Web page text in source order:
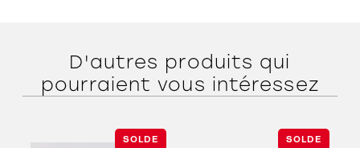
D'autres produits qui
pourraient vous intéressez
SOLDE SOLDE